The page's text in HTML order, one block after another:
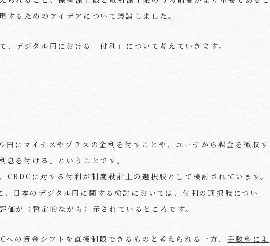
するためのアイデアについて議論しました。
デジタル円における「付利」について考えていきます。
円にマイナスやプラスの金利を付すことや、ユーザから課金を徴収す
息を付ける」ということです。
CBDC に対する付利が制度設計上の選択肢として検討されています。
、日本のデジタル円に関する検討においては、付利の選択肢につい
価が（暫定的ながら）示されているところです。
への資金シフトを直接制限できるものと考えられる一方、 手数料によ